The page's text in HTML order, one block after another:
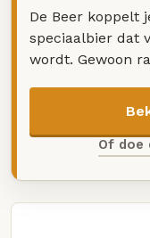
De Beer koppelt
speciaalbier dat
wordt. Gewoon
Of doe